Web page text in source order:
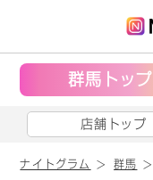
群馬トップ
店舗トップ
ナイトグラム 群馬